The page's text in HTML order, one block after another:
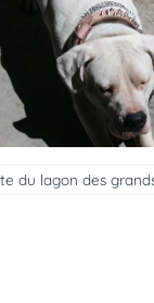
du lagon des